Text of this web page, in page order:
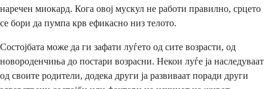
наречен миокард. Кога овој мускул не работи правилно, срцето
се бори да пумпа крв ефикасно низ телото.
Состојбата може да ги зафати луѓето од сите возрасти, од
новороденчиња до постари возрасни. Некои луѓе ја наследуваат
од своите родители, додека други ја развиваат поради други